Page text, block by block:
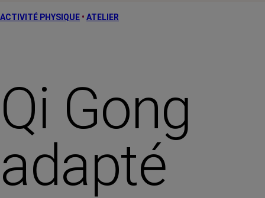
ACTIVITÉ PHYSIQUE • ATELIER
Qi Gong
adapté